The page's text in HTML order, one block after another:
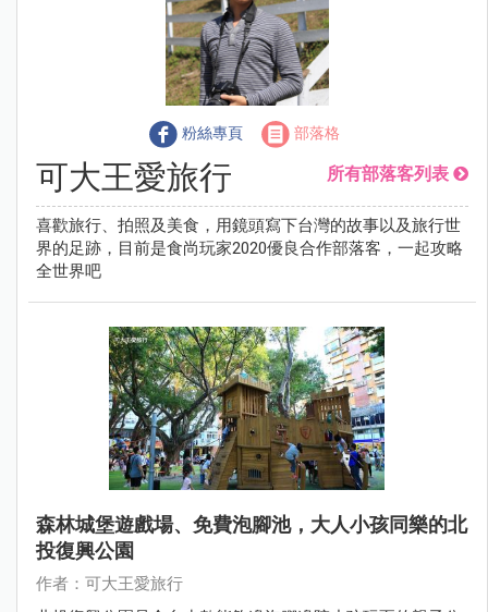
粉絲專頁 部落格
可大王愛旅行 所有部落客列表
喜歡旅行、拍照及美食，用鏡頭寫下台灣的故事以及旅行世
界的足跡，目前是食尚玩家2020優良合作部落客，一起攻略
全世界吧
森林城堡遊戲場、免費泡腳池，大人小孩同樂的北
投復興公園
作者：可大王愛旅行